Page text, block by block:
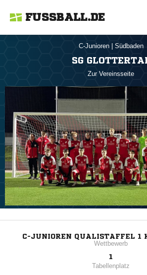
FUSSBALL.DE
C-Junioren Südbaden
SG
Zur Vereinsseite
C-JUNIOREN QUALISTAFFEL 1
Wettbewerb
1
Tabellenplatz